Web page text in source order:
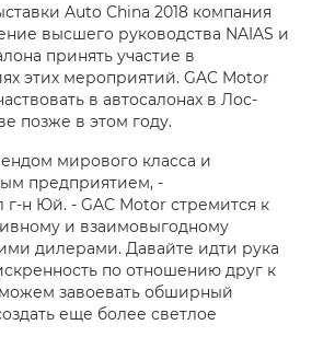
Auto China 2018 компания
высшего руководства NAIAS и
принять участие в
этих мероприятий. GAC Motor
в автосалонах в Лос-
позже в этом году.
мирового класса и
предприятием, -
н Юй. - GAC Motor стремится к
и взаимовыгодному
дилерами. Давайте идти рука
по отношению друг к
завоевать обширный
еще более светлое